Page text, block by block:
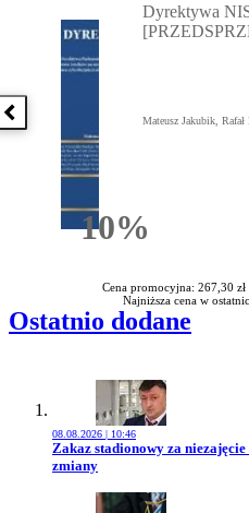
Poprzednia książka
10%Rabatu
Dyrektywa
Mateusz Jakubik, Rafał
Cena promocyjna: 267,30 zł
Najniższa cena w
Ostatnio dodane
08.08.2026 | 10:46
Przejdź do artykułu:
Zakaz stadionowy za
zmiany